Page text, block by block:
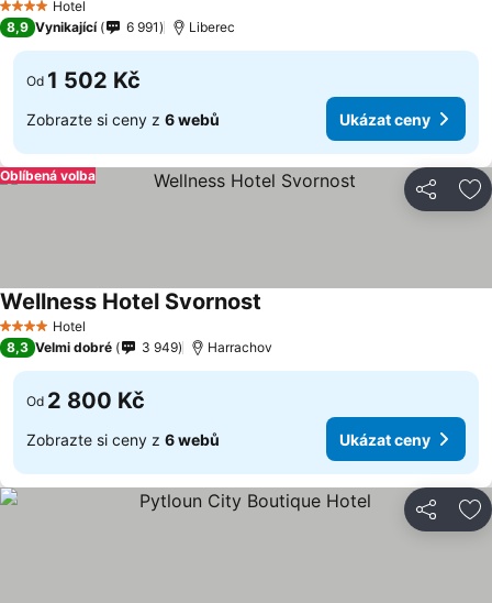
4 Počet hvězdiček
Hotel
8,9 Vynikající 6 991 Liberec
Od 1 502 Kč
Zobrazte si ceny z 6 webů Ukázat ceny
Sdílet
Oblíbená volba
4 Počet hvězdiček
Hotel
Wellness Hotel Svornost
8,3 Velmi dobré 3 949 Harrachov
Od 2 800 Kč
Zobrazte si ceny z 6 webů Ukázat ceny
Sdílet